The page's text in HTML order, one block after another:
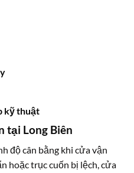
kỹ thuật
tại Long Biên
độ cân bằng khi cửa vận
hoặc trục cuốn bị lệch, cửa